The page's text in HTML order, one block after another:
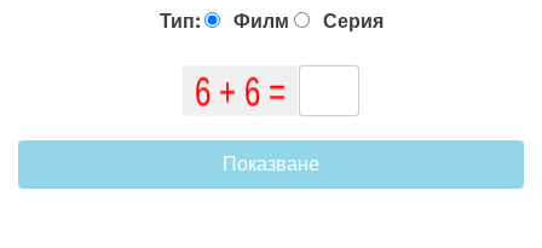
Тип: Филм Серия
Показване